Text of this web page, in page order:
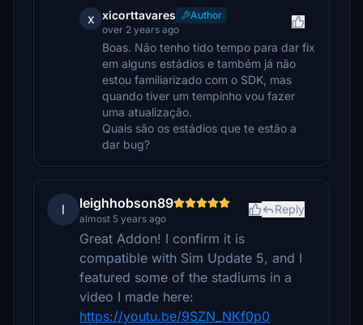
x xicorttavares
Author
over 2 years ago
Boas. Não tenho tido tempo para dar fix
em alguns estádios e também já não
estou familiarizado com o SDK, mas
quando tiver um tempinho vou fazer
uma atualização.
Quais são os estádios que te estão a
dar bug?
l leighhobson89
almost 5 years ago
Reply
Great Addon! I confirm it is
compatible with Sim Update 5, and I
featured some of the stadiums in a
video I made here:
https://youtu.be/9SZN_NKf0p0